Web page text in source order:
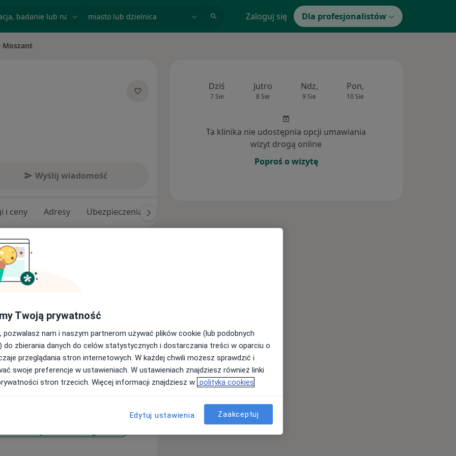
Zaloguj się Dla profesjonalistów
Moszant
Wyślij wiadomość
i ceny Adresy Ubezpieczenia
przyjęciowego męskiego w
kierownica oddziału
regularne uczestnictwo w
z dziedziny psychiatrii.
w oddziałach
psychicznego, oddziałach
dzieci.
Dziś
7 Sie
Jutro
8 Sie
Ndz,
9 Sie
Pon,
10 Sie
Ta klinika nie udostępnia opcji umawiania
wizyt drogą online
Poproś o wizytę
Twoją prywatność
pozwalasz nam i naszym partnerom używać plików cookie (lub podobnych
do zbierania danych do celów statystycznych i dostarczania treści w oparciu o
przeglądania stron internetowych. W każdej chwili możesz sprawdzić i
swoje preferencje w ustawieniach. W ustawieniach znajdziesz również linki
stron trzecich. Więcej informacji znajdziesz w polityka cookies
Edytuj ustawienia Zaakceptuj